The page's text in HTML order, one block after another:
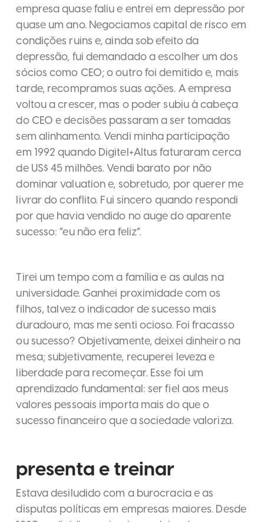
empresa quase faliu e entrei em depressão por
quase um ano. Negociamos capital de risco em
condições ruins e, ainda sob efeito da
depressão, fui demandado a escolher um dos
sócios como CEO; o outro foi demitido e, mais
tarde, recompramos suas ações. A empresa
voltou a crescer, mas o poder subiu à cabeça
do CEO e decisões passaram a ser tomadas
sem alinhamento. Vendi minha participação
em 1992 quando Digitel+Altus faturaram cerca
de US$ 45 milhões. Vendi barato por não
dominar valuation e, sobretudo, por querer me
livrar do conflito. Fui sincero quando respondi
por que havia vendido no auge do aparente
sucesso: “eu não era feliz”.
Tirei um tempo com a família e as aulas na
universidade. Ganhei proximidade com os
filhos, talvez o indicador de sucesso mais
duradouro, mas me senti ocioso. Foi fracasso
ou sucesso? Objetivamente, deixei dinheiro na
mesa; subjetivamente, recuperei leveza e
liberdade para recomeçar. Esse foi um
aprendizado fundamental: ser fiel aos meus
valores pessoais importa mais do que o
sucesso financeiro que a sociedade valoriza.
presenta e treinar
Estava desiludido com a burocracia e as
disputas políticas em empresas maiores. Desde